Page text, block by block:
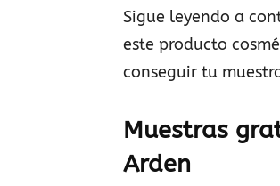
Sigue leyendo a
este producto
conseguir tu
Muestras
Arden